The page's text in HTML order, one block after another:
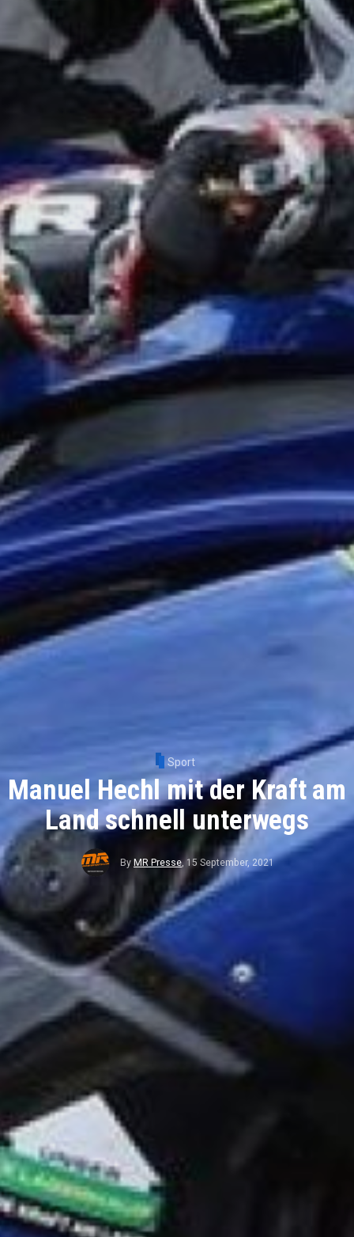
Sport
Manuel Hechl mit der Kraft am
Land schnell unterwegs
By MR Presse, 15 September, 2021